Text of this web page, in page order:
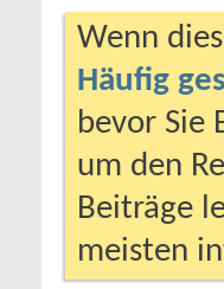
Wenn
Häufig
bevor Sie
um den
Beiträge
meisten